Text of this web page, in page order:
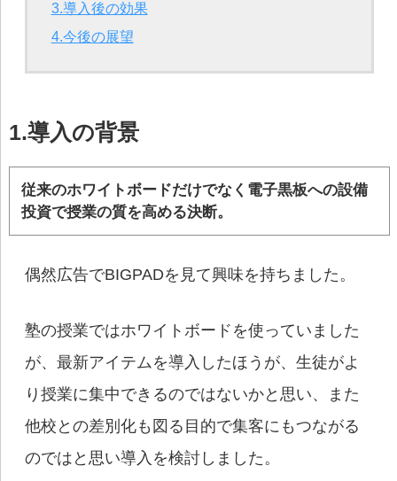
3.導入後の効果
4.今後の展望
1.導入の背景
従来のホワイトボードだけでなく電子黒板への設備
投資で授業の質を高める決断。
偶然広告でBIGPADを見て興味を持ちました。
塾の授業ではホワイトボードを使っていました
が、最新アイテムを導入したほうが、生徒がよ
り授業に集中できるのではないかと思い、また
他校との差別化も図る目的で集客にもつながる
のではと思い導入を検討しました。